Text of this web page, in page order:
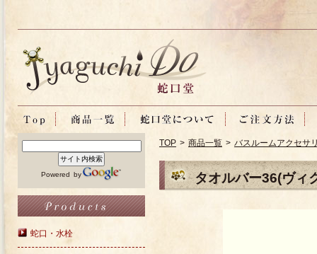
Powered by
蛇口・水栓
TOP > 商品一覧 > バスルームアクセサ
タオルバー36(ヴィ